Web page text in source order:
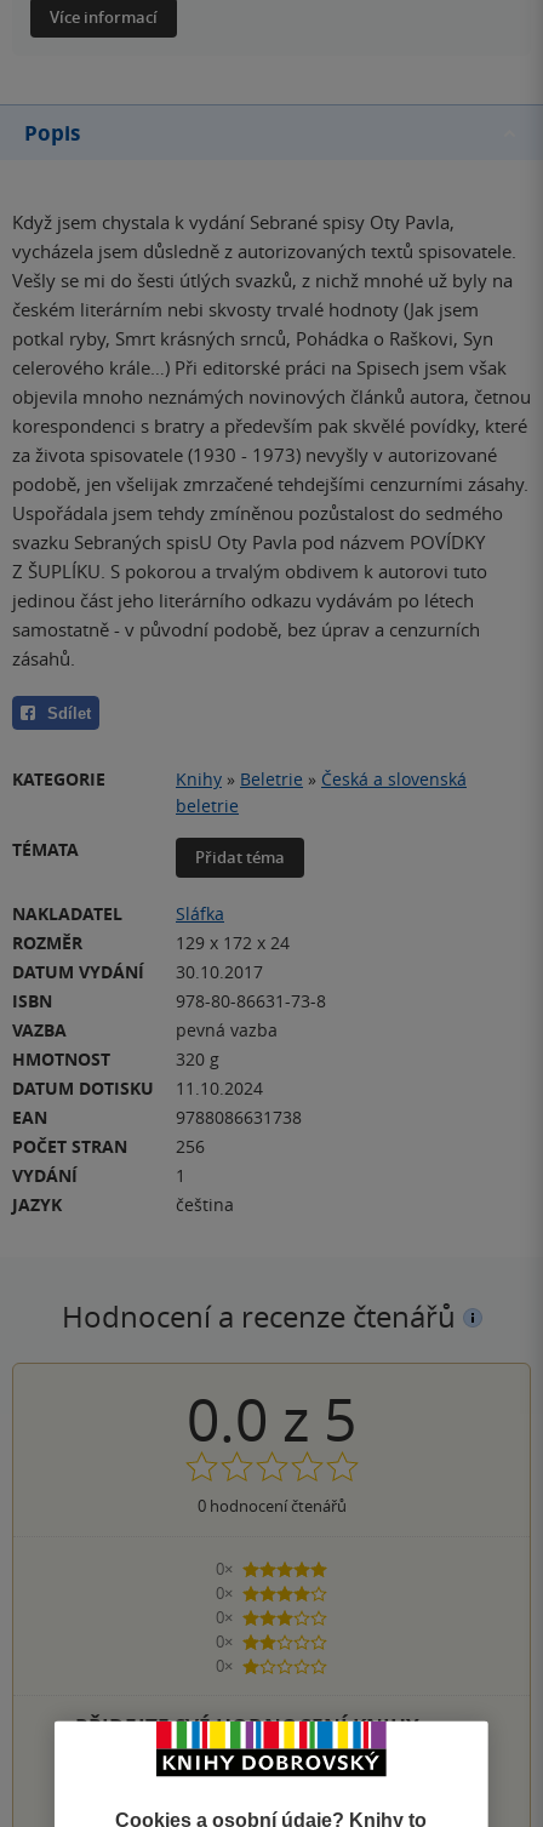
Více informací
Popis
Když jsem chystala k vydání Sebrané spisy Oty Pavla,
vycházela jsem důsledně z autorizovaných textů spisovatele.
Vešly se mi do šesti útlých svazků, z nichž mnohé už byly na
českém literárním nebi skvosty trvalé hodnoty (Jak jsem
potkal ryby, Smrt krásných srnců, Pohádka o Raškovi, Syn
celerového krále…) Při editorské práci na Spisech jsem však
objevila mnoho neznámých novinových článků autora, četnou
korespondenci s bratry a především pak skvělé povídky, které
za života spisovatele (1930 - 1973) nevyšly v autorizované
podobě, jen všelijak zmrzačené tehdejšími cenzurními zásahy.
Uspořádala jsem tehdy zmíněnou pozůstalost do sedmého
svazku Sebraných spisU Oty Pavla pod názvem POVÍDKY
Z ŠUPLÍKU. S pokorou a trvalým obdivem k autorovi tuto
jedinou část jeho literárního odkazu vydávám po létech
samostatně - v původní podobě, bez úprav a cenzurních
zásahů.
Sdílet
KATEGORIE Knihy » Beletrie » Česká a slovenská
beletrie
TÉMATA
Přidat téma
NAKLADATEL
Sláfka
ROZMĚR
129 x 172 x 24
DATUM VYDÁNÍ
30.10.2017
ISBN
978-80-86631-73-8
VAZBA
pevná vazba
HMOTNOST
320 g
DATUM DOTISKU
11.10.2024
EAN
9788086631738
POČET STRAN
256
VYDÁNÍ
1
JAZYK
čeština
Hodnocení a recenze čtenářů
0.0 z 5
0hodnocení čtenářů
0×
5 hvězdiček
0×
4 hvězdičky
0×
3 hvězdičky
0×
2 hvězdičky
0×
1 hvezdička
PŘIDEJTE SVÉ HODNOCENÍ KNIHY
1 2 3 4 5
Cookies a osobní údaje? Knihy to